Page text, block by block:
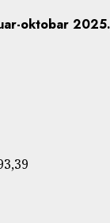
oktobar